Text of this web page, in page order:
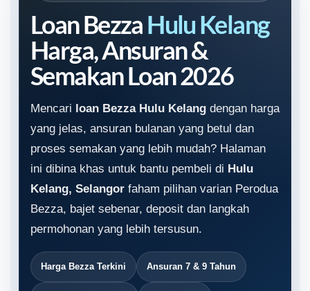
Loan BezzaHulu Kelang
Harga, Ansuran &
Semakan Loan 2026
Mencari loan Bezza Hulu Kelang dengan harga
yang jelas, ansuran bulanan yang betul dan
proses semakan yang lebih mudah? Halaman
ini dibina khas untuk bantu pembeli di Hulu
Kelang, Selangor faham pilihan varian Perodua
Bezza, bajet sebenar, deposit dan langkah
permohonan yang lebih tersusun.
Harga Bezza Terkini Ansuran 7 & 9 Tahun